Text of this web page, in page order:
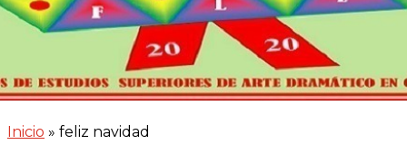
Inicio » feliz navidad